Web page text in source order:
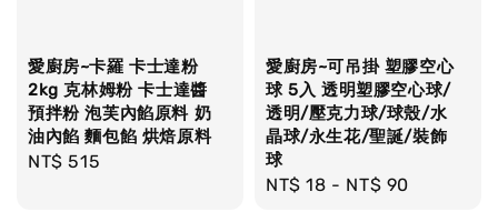
愛廚房~卡羅 卡士達粉
2kg 克林姆粉 卡士達醬
預拌粉 泡芙內餡原料 奶
油內餡 麵包餡 烘焙原料
Regular
NT$ 515
愛廚房~可吊掛 塑膠空心
球 5入 透明塑膠空心球/
透明/壓克力球/球殼/水
晶球/永生花/聖誕/裝飾
球
Regular
NT$ 18 - NT$ 90